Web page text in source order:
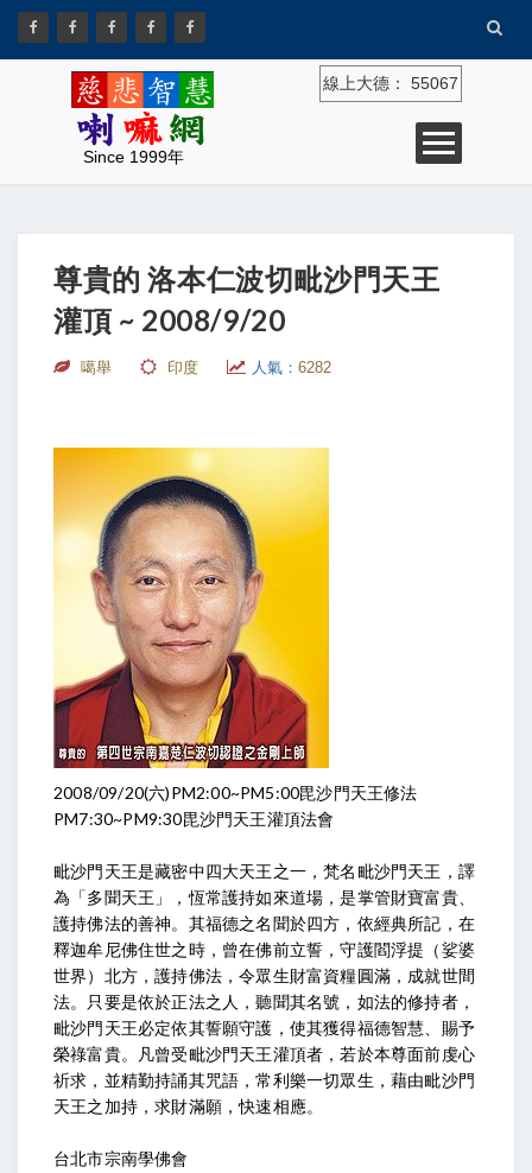
Since 1999年
線上大德： 55067
尊貴的 洛本仁波切毗沙門天王
灌頂 ~ 2008/9/20
噶舉 印度 人氣： 6282
2008/09/20(六)PM2:00~PM5:00毘沙門天王修法
PM7:30~PM9:30毘沙門天王灌頂法會
毗沙門天王是藏密中四大天王之一，梵名毗沙門天王，譯
為「多聞天王」，恆常護持如來道場，是掌管財寶富貴、
護持佛法的善神。其福德之名聞於四方，依經典所記，在
釋迦牟尼佛住世之時，曾在佛前立誓，守護閻浮提（娑婆
世界）北方，護持佛法，令眾生財富資糧圓滿，成就世間
法。只要是依於正法之人，聽聞其名號，如法的修持者，
毗沙門天王必定依其誓願守護，使其獲得福德智慧、賜予
榮祿富貴。凡曾受毗沙門天王灌頂者，若於本尊面前虔心
祈求，並精勤持誦其咒語，常利樂一切眾生，藉由毗沙門
天王之加持，求財滿願，快速相應。
台北市宗南學佛會